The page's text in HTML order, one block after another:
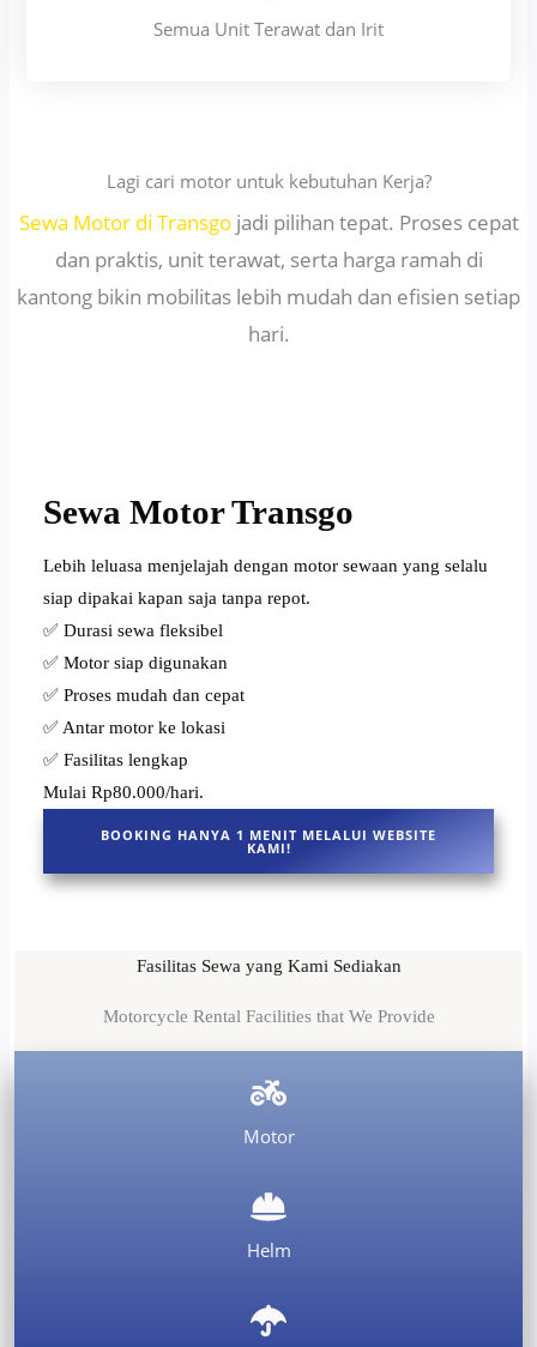
Semua Unit Terawat dan Irit
Lagi cari motor untuk kebutuhan Kerja?
Sewa Motor di Transgo jadi pilihan tepat. Proses cepat
dan praktis, unit terawat, serta harga ramah di
kantong bikin mobilitas lebih mudah dan efisien setiap
hari.
Sewa Motor Transgo
Lebih leluasa menjelajah dengan motor sewaan yang selalu
siap dipakai kapan saja tanpa repot.
✅ Durasi sewa fleksibel
✅ Motor siap digunakan
✅ Proses mudah dan cepat
✅ Antar motor ke lokasi
✅ Fasilitas lengkap
Mulai Rp80.000/hari.
BOOKING HANYA 1 MENIT MELALUI WEBSITE
KAMI!
Fasilitas Sewa yang Kami Sediakan
Motorcycle Rental Facilities that We Provide
Motor
Helm